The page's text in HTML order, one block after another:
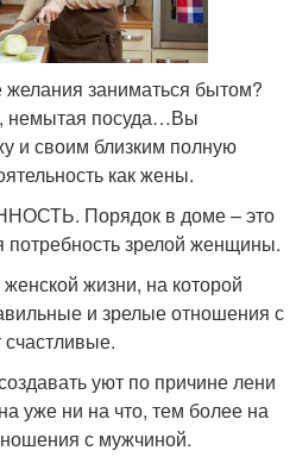
желания заниматься бытом?
немытая посуда…Вы
и своим близким полную
как жены.
Порядок в доме – это
потребность зрелой женщины.
жизни, на которой
и зрелые отношения с
уют по причине лени
уже ни на что, тем более на
с мужчиной.